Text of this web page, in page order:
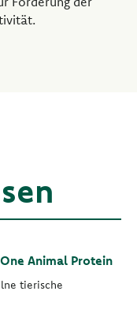
Animal Protein
tierische